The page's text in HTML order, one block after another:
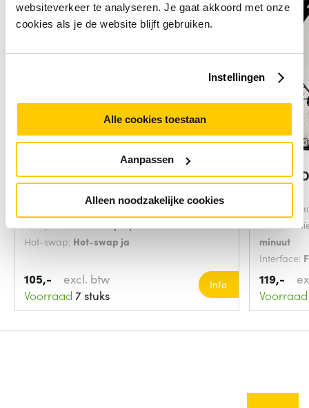
websiteverkeer te analyseren. Je gaat akkoord met onze
cookies als je de website blijft gebruiken.
Instellingen
Alle cookies toestaan
Aanpassen
Alleen noodzakelijke cookies
Getac DVD Super Multi Drive
Hot-swap: Hot-swap ja
105,-
excl. btw
Voorraad 7 stuks
Info
IBM
300 GB
HDD
HDD
minuut
Interface:
Soort:
119,-
Voorraad